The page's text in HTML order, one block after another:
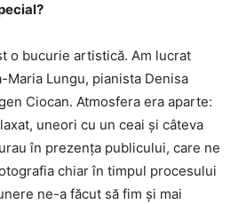
o bucurie artistică. Am lucrat
Maria Lungu, pianista Denisa
Ciocan. Atmosfera era aparte:
uneori cu un ceai și câteva
în prezența publicului, care ne
chiar în timpul procesului
ne-a făcut să fim și mai